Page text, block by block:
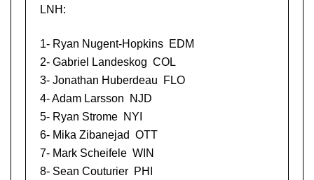
LNH:
1- Ryan Nugent-Hopkins EDM
2- Gabriel Landeskog COL
3- Jonathan Huberdeau
FLO
4-Adam Larsson
NJD
5- Ryan Strome NYI
6- Mika Zibanejad OTT
7- Mark Scheifele WIN
8- Sean Couturier PHI